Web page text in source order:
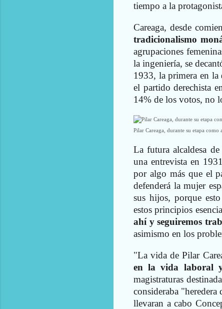
tiempo a la
Careaga, desde
tradicionalismo
agrupaciones
la ingeniería, se
1933, la primera en la
el partido derechista
14% de los votos, no
Pilar Careaga, durante su etapa como
La futura alcaldesa
una entrevista en
por algo más que el
defenderá la mujer
sus hijos, porque
estos principios
ahí y seguiremos
asimismo en los
"La vida de Pilar
en la vida laboral
magistraturas
consideraba
llevaran a cabo